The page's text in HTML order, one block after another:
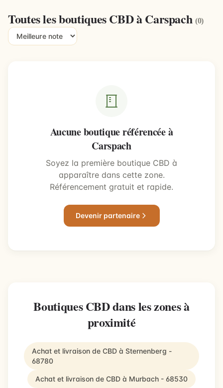
Toutes les boutiques CBD à Carspach(0)
Aucune boutique référencée à
Carspach
Soyez la première boutique CBD à
apparaître dans cette zone.
Référencement gratuit et rapide.
Devenir partenaire
Boutiques CBD dans les zones à
proximité
Achat et livraison de CBD à Sternenberg -
68780
Achat et livraison de CBD à Murbach - 68530